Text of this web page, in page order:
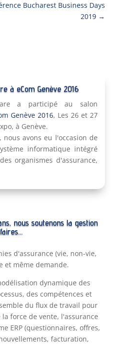
Bucharest Business Days
2019 →
à eCom Genève 2016
a participé au salon
Genève 2016, Les 26 et 27
à Genève.
nous avons eu l'occasion de
informatique intégré
organismes d'assurance,
nous soutenons la gestion
d'assurance (vie, non-vie,
et même demande.
dynamique des
des compétences et
du flux de travail pour
force de vente, l'assurance
ERP (questionnaires, offres,
facturation,